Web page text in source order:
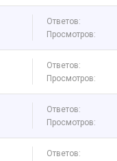
Ответов:
Просмотров:
Ответов:
Просмотров:
Ответов:
Просмотров:
Ответов: